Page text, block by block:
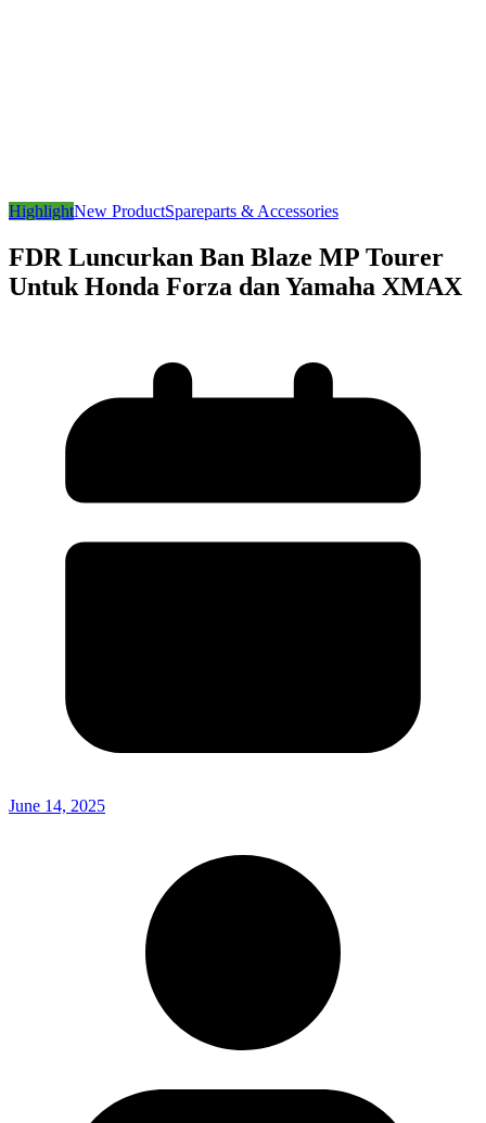
HighlightNew ProductSpareparts & Accessories
FDR Luncurkan Ban Blaze MP Tourer
Untuk Honda Forza dan Yamaha XMAX
June 14, 2025